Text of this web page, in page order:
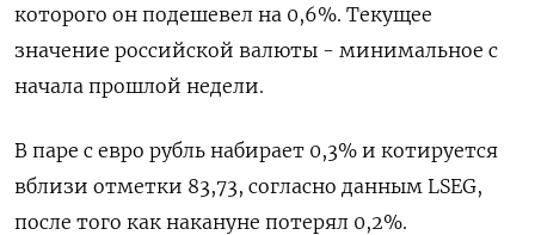
‌которого он подешевел на 0,6%. Текущее
значение российской валюты - минимальное с
‌начала прошлой недели.
В паре с евро рубль набирает 0,3% и котируется
вблизи отметки 83,73, согласно данным LSEG,
после того как накануне потерял 0,2%.